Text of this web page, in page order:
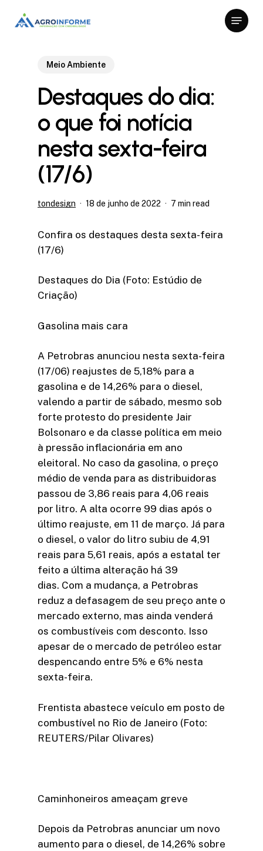
Menu
Meio Ambiente
Destaques do dia:
o que foi notícia
nesta sexta-feira
(17/6)
tondesign 18 de junho de 2022 7 min read
Confira os destaques desta sexta-feira
(17/6)
Destaques do Dia (Foto: Estúdio de
Criação)
Gasolina mais cara
A Petrobras anunciou nesta sexta-feira
(17/06) reajustes de 5,18% para a
gasolina e de 14,26% para o diesel,
valendo a partir de sábado, mesmo sob
forte protesto do presidente Jair
Bolsonaro e da classe política em meio
à pressão inflacionária em ano
eleitoral. No caso da gasolina, o preço
médio de venda para as distribuidoras
passou de 3,86 reais para 4,06 reais
por litro. A alta ocorre 99 dias após o
último reajuste, em 11 de março. Já para
o diesel, o valor do litro subiu de 4,91
reais para 5,61 reais, após a estatal ter
feito a última alteração há 39
dias. Com a mudança, a Petrobras
reduz a defasagem de seu preço ante o
mercado externo, mas ainda venderá
os combustíveis com desconto. Isso
apesar de o mercado de petróleo estar
despencando entre 5% e 6% nesta
sexta-feira.
Frentista abastece veículo em posto de
combustível no Rio de Janeiro (Foto:
REUTERS/Pilar Olivares)
Caminhoneiros ameaçam greve
Depois da Petrobras anunciar um novo
aumento para o diesel, de 14,26% sobre